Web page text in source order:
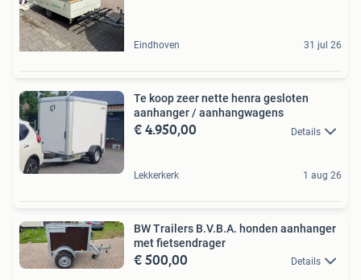
Eindhoven 31 jul 26
Te koop zeer nette henra gesloten
aanhanger / aanhangwagens
€ 4.950,00 Details
Lekkerkerk 1 aug 26
BW Trailers B.V.B.A. honden aanhanger
met fietsendrager
€ 500,00 Details